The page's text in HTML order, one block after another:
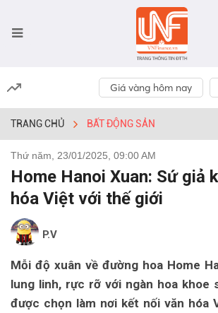
Giá vàng hôm nay
TRANG CHỦ BẤT ĐỘNG SẢN
Thứ năm, 23/01/2025, 09:00 AM
Home Hanoi Xuan: Sứ giả
hóa Việt với thế giới
P.V
Mỗi độ xuân về đường hoa Home
lung linh, rực rỡ với ngàn hoa khoe
được chọn làm nơi kết nối văn hóa